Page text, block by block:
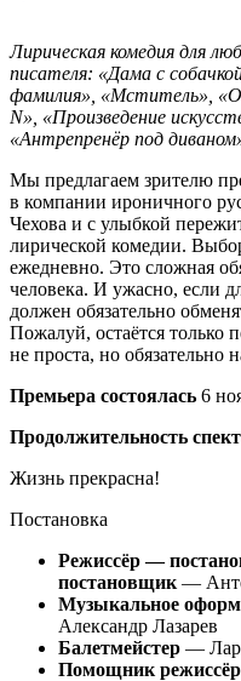
Лирическая комедия для
писателя: «Дама с
фамилия», «Мститель», «О
N», «Произведение
«Антрепренёр под
Мы предлагаем зрителю
в компании ироничного
Чехова и с улыбкой
лирической комедии.
ежедневно. Это сложная
человека. И ужасно, если
должен обязательно
Пожалуй, остаётся только
не проста, но обязательно
Премьера состоялась 6
Продолжительность
Жизнь прекрасна!
Постановка
Режиссёр —
постановщик —
Музыкальное
Александр Лазарев
Балетмейстер —
Помощник